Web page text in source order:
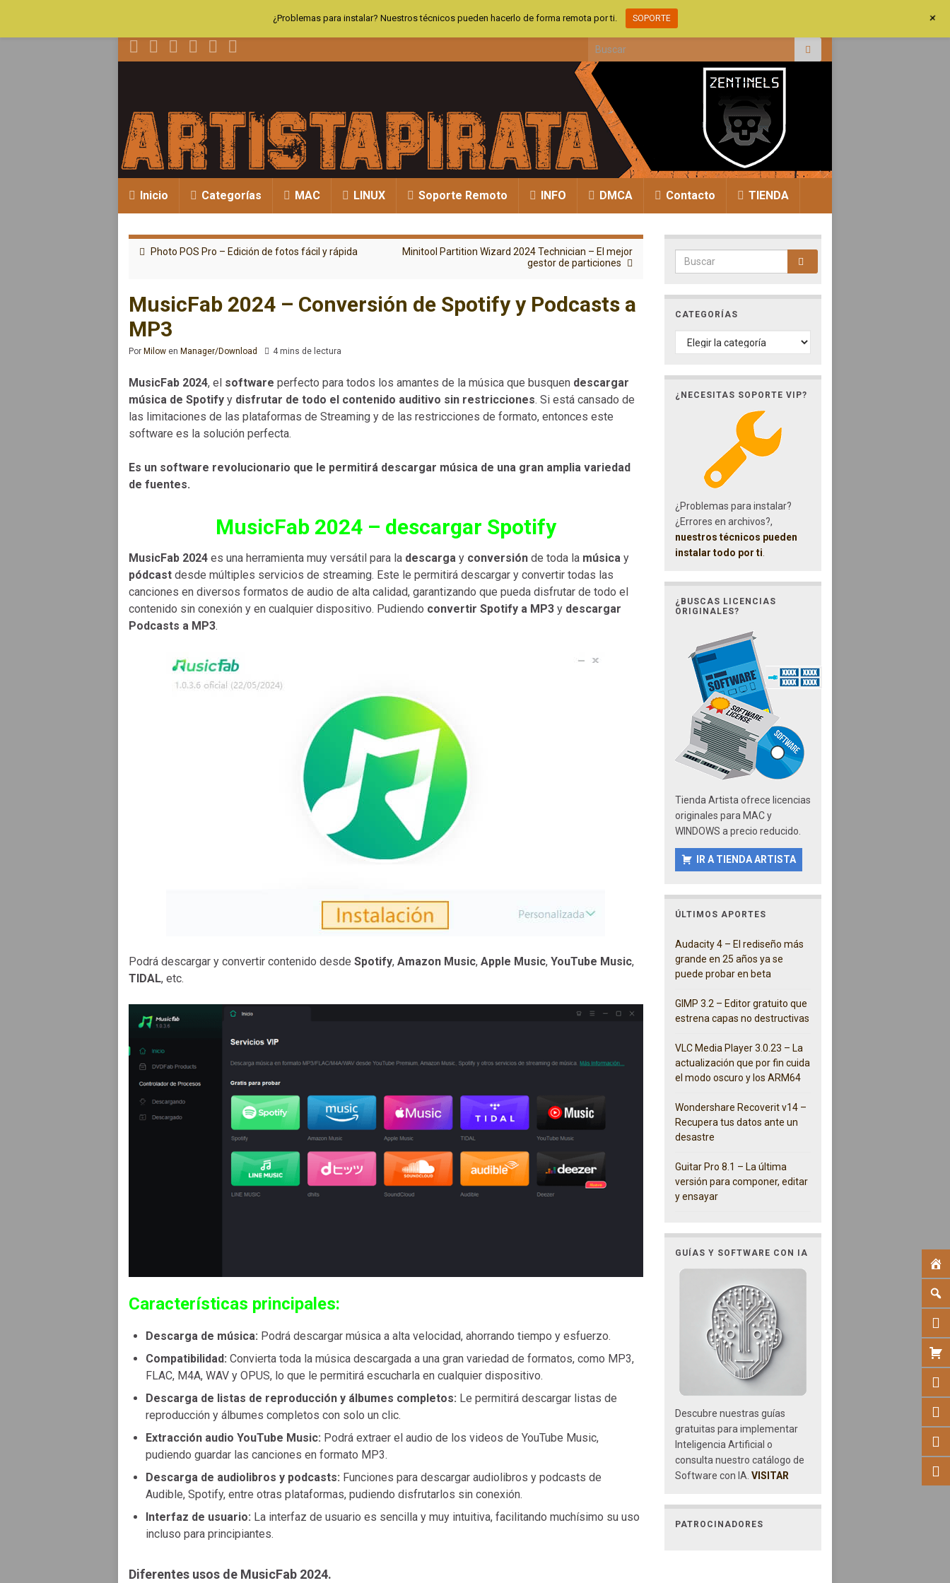
Search for:
Inicio Categorías MAC LINUX Soporte Remoto INFO DMCA Contacto TIENDA
Photo POS Pro – Edición de fotos fácil y rápida
Minitool Partition Wizard 2024 Technician – El mejor
gestor de particiones
MusicFab 2024 – Conversión de Spotify y Podcasts a
MP3
Por Milow en Manager/Download 4 mins de lectura
MusicFab 2024, el software perfecto para todos los amantes de la música que busquen descargar
música de Spotify y disfrutar de todo el contenido auditivo sin restricciones. Si está cansado de
las limitaciones de las plataformas de Streaming y de las restricciones de formato, entonces este
software es la solución perfecta.
Es un software revolucionario que le permitirá descargar música de una gran amplia variedad
de fuentes.
MusicFab 2024 – descargar Spotify
MusicFab 2024 es una herramienta muy versátil para la descarga y conversión de toda la música y
pódcast desde múltiples servicios de streaming. Este le permitirá descargar y convertir todas las
canciones en diversos formatos de audio de alta calidad, garantizando que pueda disfrutar de todo el
contenido sin conexión y en cualquier dispositivo. Pudiendo convertir Spotify a MP3 y descargar
Podcasts a MP3.
Podrá descargar y convertir contenido desde Spotify, Amazon Music, Apple Music, YouTube Music,
TIDAL, etc.
Características principales:
Descarga de música: Podrá descargar música a alta velocidad, ahorrando tiempo y esfuerzo.
Compatibilidad: Convierta toda la música descargada a una gran variedad de formatos, como MP3,
FLAC, M4A, WAV y OPUS, lo que le permitirá escucharla en cualquier dispositivo.
Descarga de listas de reproducción y álbumes completos: Le permitirá descargar listas de
reproducción y álbumes completos con solo un clic.
Extracción audio YouTube Music: Podrá extraer el audio de los videos de YouTube Music,
pudiendo guardar las canciones en formato MP3.
Descarga de audiolibros y podcasts: Funciones para descargar audiolibros y podcasts de
Audible, Spotify, entre otras plataformas, pudiendo disfrutarlos sin conexión.
Interfaz de usuario: La interfaz de usuario es sencilla y muy intuitiva, facilitando muchísimo su uso
incluso para principiantes.
Diferentes usos de MusicFab 2024.
Search for:
CATEGORÍAS
CATEGORÍAS
¿NECESITAS SOPORTE VIP?
¿Problemas para instalar?
¿Errores en archivos?,
nuestros técnicos pueden
instalar todo por ti
¿BUSCAS LICENCIAS
ORIGINALES?
Tienda Artista ofrece licencias
originales para MAC y
WINDOWS a precio reducido.
IR A TIENDA ARTISTA
ÚLTIMOS APORTES
Audacity 4 – El rediseño más
grande en 25 años ya se
puede probar en beta
GIMP 3.2 – Editor gratuito que
estrena capas no destructivas
VLC Media Player 3.0.23 – La
actualización que por fin cuida
el modo oscuro y los ARM64
Wondershare Recoverit v14 –
Recupera tus datos ante un
desastre
Guitar Pro 8.1 – La última
versión para componer, editar
y ensayar
GUÍAS Y SOFTWARE CON IA
Descubre nuestras guías
gratuitas para implementar
Inteligencia Artificial o
consulta nuestro catálogo de
Software con IA. VISITAR
PATROCINADORES
¿Problemas para instalar? Nuestros técnicos pueden hacerlo de forma remota por ti. SOPORTE +